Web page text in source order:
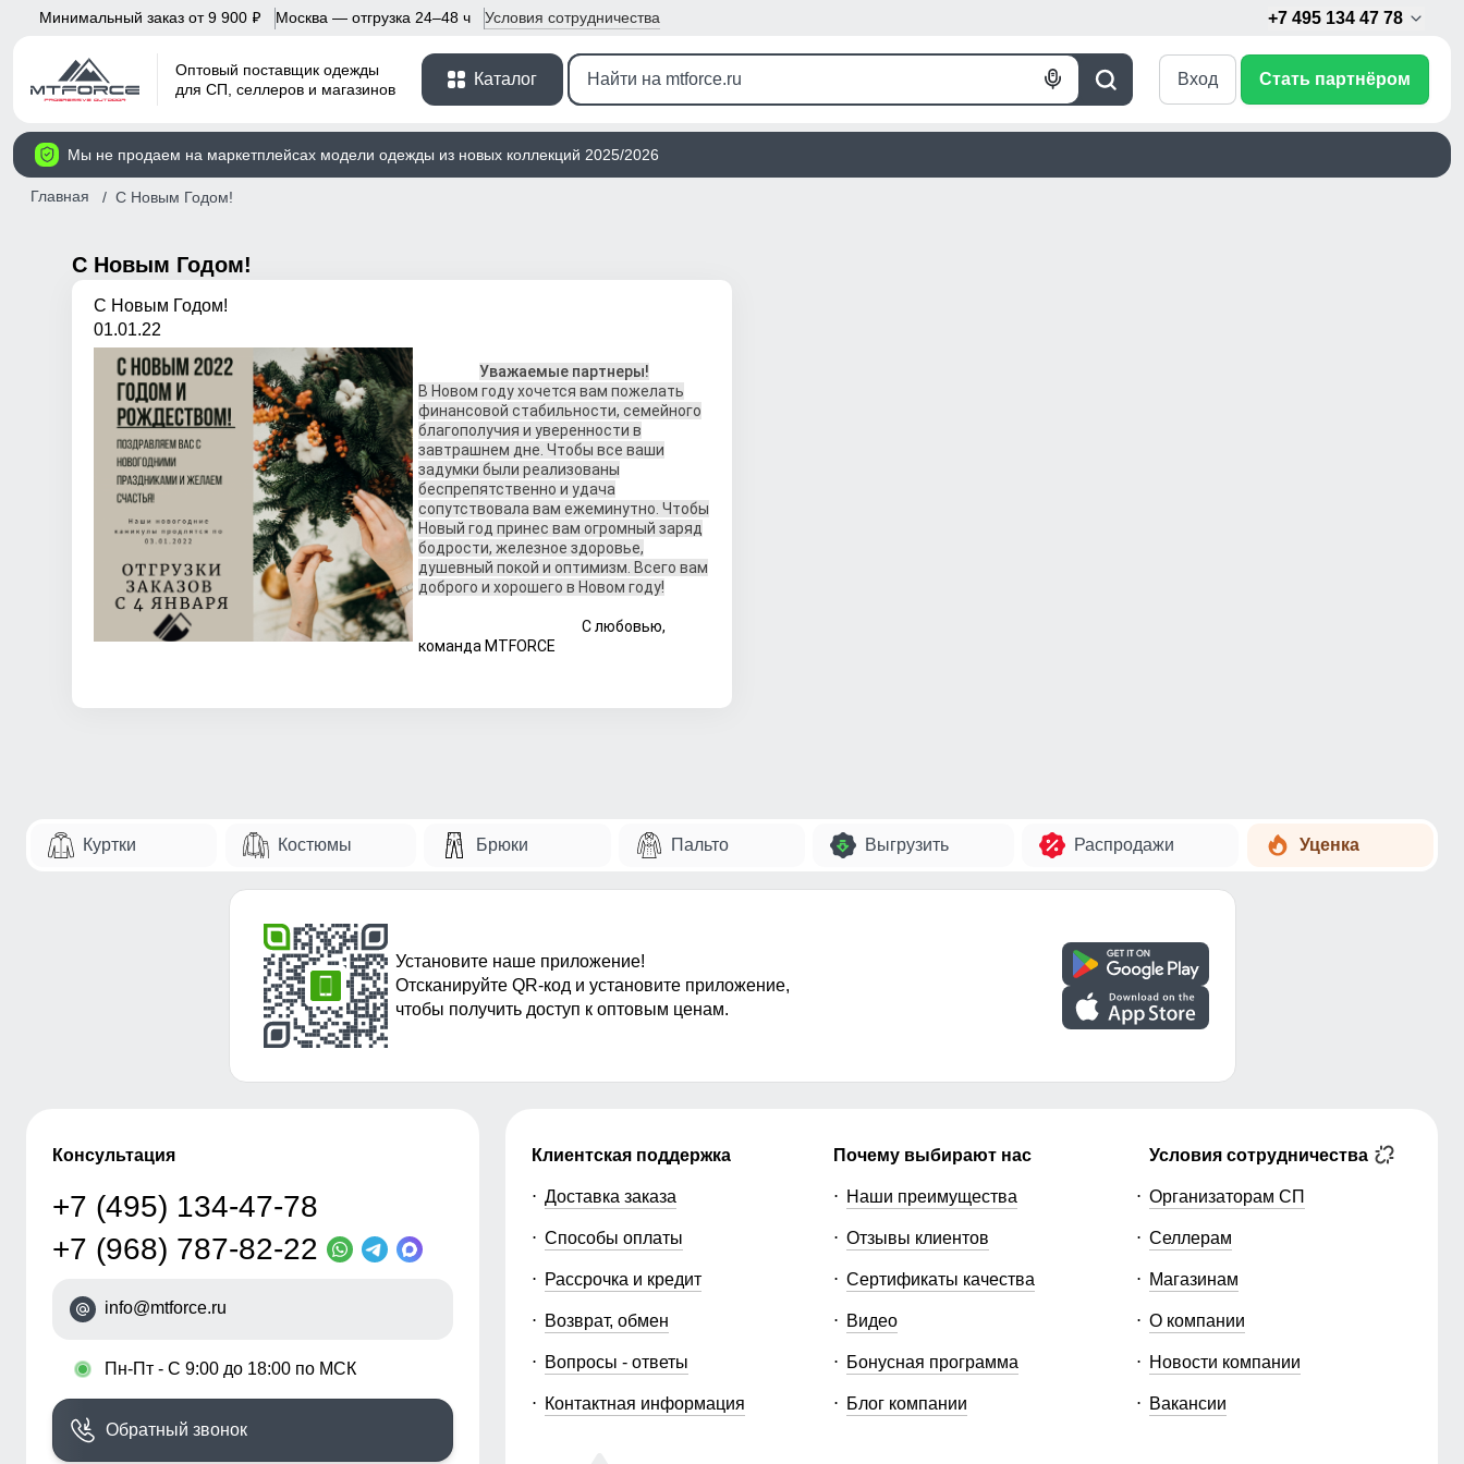
Минимальный заказ от 9 900 p Москва — отгрузка 24–48 ч Условия сотрудничества +7 495 134 47 78
Оптовый поставщик одежды
для СП, селлеров и магазинов
Каталог
Поиск
Голосовой
Вход Стать партнёром
Мы не продаем на маркетплейсах модели одежды из новых коллекций 2025/2026
Главная С Новым Годом!
С Новым Годом!
С Новым Годом!
01.01.22
Уважаемые партнеры!
В Новом году хочется вам пожелать
финансовой стабильности, семейного
благополучия и уверенности в
завтрашнем дне. Чтобы все ваши
задумки были реализованы
беспрепятственно и удача
сопутствовала вам ежеминутно. Чтобы
Новый год принес вам огромный заряд
бодрости, железное здоровье,
душевный покой и оптимизм. Всего вам
доброго и хорошего в Новом году!
С любовью,
команда MTFORCE
Куртки Костюмы Брюки Пальто Выгрузить Распродажи Уценка
Установите наше приложение!
Отсканируйте QR-код и установите приложение,
чтобы получить доступ к оптовым ценам.
Консультация
+7 (495) 134-47-78
+7 (968) 787-82-22
info@mtforce.ru
• Пн-Пт - С 9:00 до 18:00 по МСК
Обратный звонок
Клиентская поддержка
Доставка заказа
Способы оплаты
Рассрочка и кредит
Возврат, обмен
Вопросы - ответы
Контактная информация
Почему выбирают нас
Наши преимущества
Отзывы клиентов
Сертификаты качества
Видео
Бонусная программа
Блог компании
Условия сотрудничества
Организаторам СП
Селлерам
Магазинам
О компании
Новости компании
Вакансии